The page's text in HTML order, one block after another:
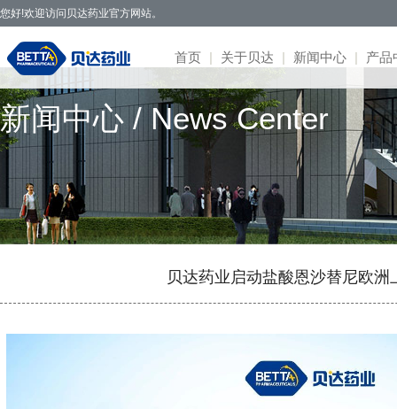
您好!欢迎访问贝达药业官方网站。
首页 | 关于贝达 | 新闻中心 | 产品
贝达药业秉承开拓创新、造福于民的发
展理念，致力于通过新药研发，努力实现创
新为民、科技惠民，做更多吃得起的好药，
· 公司简介
· 管理团队
· 历程荣誉
· 公司文化
· 公司新闻
· 两会专题
· 凯美纳
· 贝安汀
· 赛美纳
· 伏美纳
· 康美纳
· 奥福民
· 贝泽汀
· 研发体系
· 患者招募
· 战略合作
· 园区概况
· 明星项目
· 项目简介
· 公司公告
· 互动交流
· 社会招聘
· 联系方式
· 不良反应
新闻中心 / News Center
贝达药业启动盐酸恩沙替尼欧洲